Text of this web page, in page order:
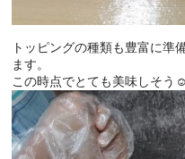
トッピングの種類も豊富に準
ます。
この時点でとても美味しそう☺